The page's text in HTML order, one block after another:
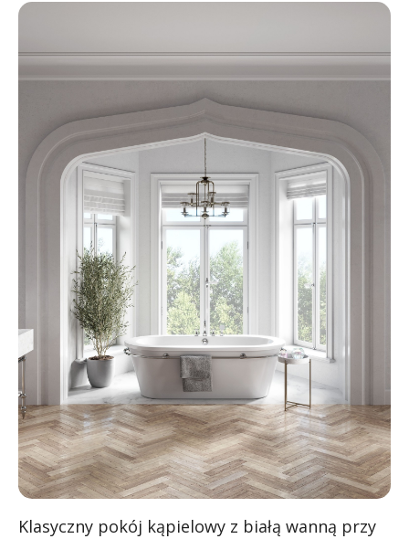
Klasyczny pokój kąpielowy z białą wanną przy